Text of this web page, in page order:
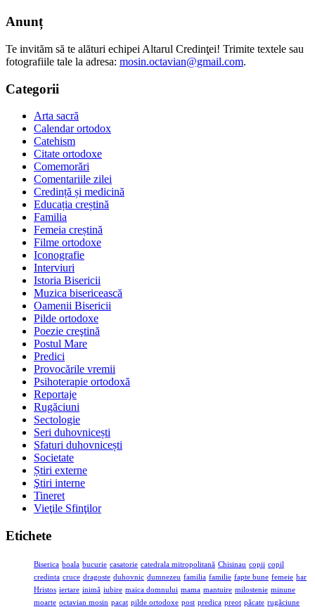
Anunț
Te invităm să te alături echipei Altarul Credinţei! Trimite textele sau
fotografiile tale la adresa: mosin.octavian@gmail.com.
Categorii
Arta sacră
Calendar ortodox
Catehism
Citate ortodoxe
Comemorări
Comentariile zilei
Credință și medicină
Educația creștină
Familia
Femeia creștină
Filme ortodoxe
Iconografie
Interviuri
Istoria Bisericii
Muzica bisericească
Oamenii Bisericii
Pilde ortodoxe
Poezie creştină
Postul Mare
Predici
Provocările vremii
Psihoterapie ortodoxă
Reportaje
Rugăciuni
Sectologie
Seri duhovnicești
Sfaturi duhovnicești
Societate
Știri externe
Ştiri interne
Tineret
Vieţile Sfinţilor
Etichete
Biserica boala bucurie casatorie catedrala mitropolitană Chisinau copii copil
credinta cruce dragoste duhovnic dumnezeu familia familie fapte bune femeie har
Hristos iertare inimă iubire maica domnului mama mantuire milostenie minune
moarte octavian mosin pacat pilde ortodoxe post predica preot păcate rugăciune